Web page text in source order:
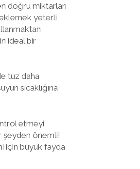
doğru miktarları
eklemek yeterli
ideal bir
tuz daha
sıcaklığına
etmeyi
şeyden önemli!
için büyük fayda